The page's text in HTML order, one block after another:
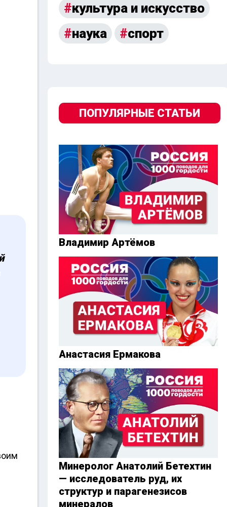
культура и искусство
наука
спорт
ПОПУЛЯРНЫЕ СТАТЬИ
Владимир Артёмов
Анастасия Ермакова
Минеролог Анатолий Бетехтин
— исследователь руд, их
структур и парагенезисов
минералов